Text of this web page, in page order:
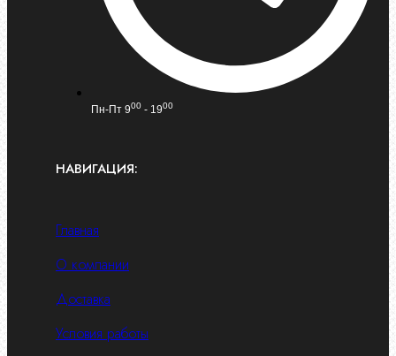
Пн-Пт 900 - 1900
НАВИГАЦИЯ:
Главная
О компании
Доставка
Условия работы